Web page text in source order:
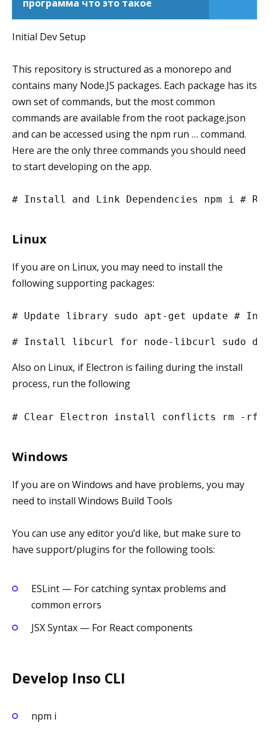
программа что это такое
Initial Dev Setup
This repository is structured as a monorepo and
contains many Node.JS packages. Each package has its
own set of commands, but the most common
commands are available from the root package.json
and can be accessed using the npm run … command.
Here are the only three commands you should need
to start developing on the app.
# Install and Link Dependencies npm i #
Linux
If you are on Linux, you may need to install the
following supporting packages:
# Update library sudo apt-get update #
# Install libcurl for node-libcurl sudo
Also on Linux, if Electron is failing during the install
process, run the following
# Clear Electron install conflicts rm -rf
Windows
If you are on Windows and have problems, you may
need to install Windows Build Tools
You can use any editor you’d like, but make sure to
have support/plugins for the following tools:
ESLint — For catching syntax problems and
common errors
JSX Syntax — For React components
Develop Inso CLI
npm i